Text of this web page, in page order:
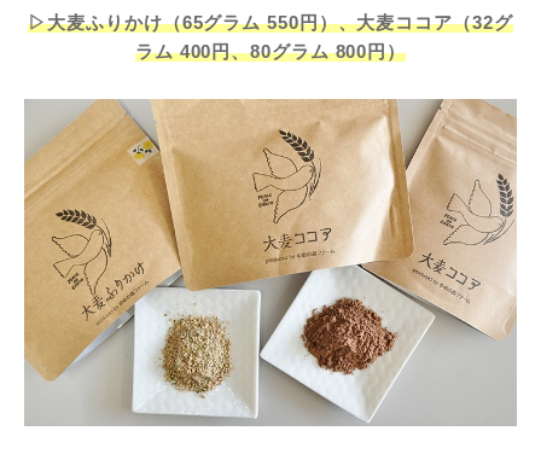
▷大麦ふりかけ（65グラム 550円）、大麦ココア（32グ
ラム 400円、80グラム 800円）